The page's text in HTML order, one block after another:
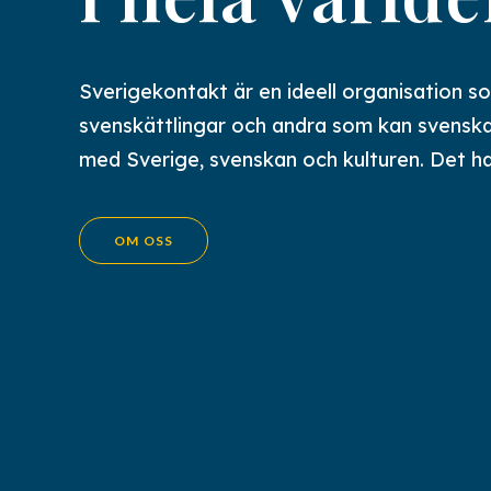
Sverigekontakt är en ideell organisation
svenskättlingar och andra som kan
med Sverige, svenskan och kulturen. Det
OM OSS
July 21, 2026
Tävla i sommar!
Kan det vara semestertiderna som gör att
nutidsorienteringen i senaste…